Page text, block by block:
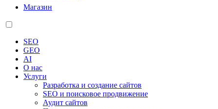
Магазин
SEO
GEO
AI
О нас
Услуги
Разработка и создание сайтов
SEO и поисковое продвижение
Аудит сайтов